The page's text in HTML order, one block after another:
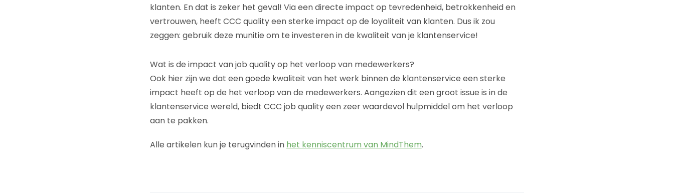
klanten. En dat is zeker het geval! Via een directe impact op tevredenheid, betrokkenheid en
vertrouwen, heeft CCC quality een sterke impact op de loyaliteit van klanten. Dus ik zou
zeggen: gebruik deze munitie om te investeren in de kwaliteit van je klantenservice!
Wat is de impact van job quality op het verloop van medewerkers?
Ook hier zijn we dat een goede kwaliteit van het werk binnen de klantenservice een sterke
impact heeft op de het verloop van de medewerkers. Aangezien dit een groot issue is in de
klantenservice wereld, biedt CCC job quality een zeer waardevol hulpmiddel om het verloop
aan te pakken.
Alle artikelen kun je terugvinden in het kenniscentrum van MindThem.